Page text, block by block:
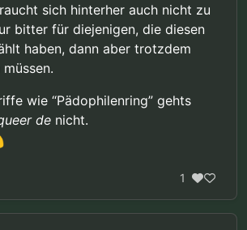
sich hinterher auch nicht zu
bitter für diejenigen, die diesen
haben, dann aber trotzdem
wie “Pädophilenring” gehts
de nicht.
1